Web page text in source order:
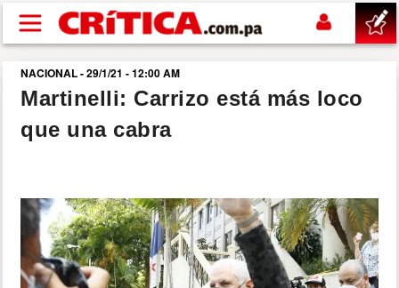
Pasar al contenido principal
buscar
SUCESOS
POLÍTICA
SHOW
NACIONAL - 29/1/21 - 12:00 AM
Martinelli: Carrizo está más loco
que una cabra